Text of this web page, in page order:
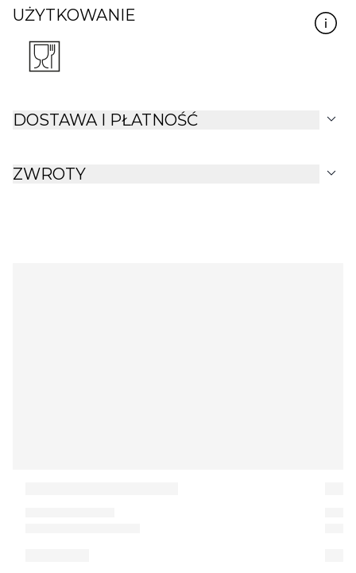
UŻYTKOWANIE
DOSTAWA I PŁATNOŚĆ expand_more
ZWROTY expand_more